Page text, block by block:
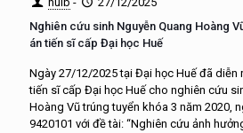
Nghiên cứu sinh Nguyễn Quang Hoàng
án tiến sĩ cấp Đại học Huế
Ngày 27/12/2025 tại Đại học Huế đã diễn
tiến sĩ cấp Đại học Huế cho nghiên cứu
Hoàng Vũ trúng tuyển khóa 3 năm 2020,
9420101 với đề tài: “Nghiên cứu ảnh